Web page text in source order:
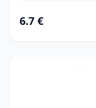
6.7 €